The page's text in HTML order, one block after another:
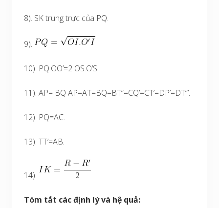
8). SK trung trực của PQ.
9).
10). PQ.OO’=2 OS.O’S.
11). AP= BQ AP=AT=BQ=BT”=CQ’=CT’=DP’=DT”’.
12). PQ=AC.
13). TT’=AB.
14).
Tóm tắt các định lý và hệ quả: